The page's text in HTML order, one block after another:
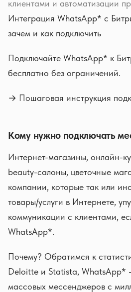
клиентами и автоматизации
Интеграция WhatsApp* с
зачем и как подключить
Подключайте WhatsApp* к
бесплатно без ограничений.
→ Пошаговая инструкция
Кому нужно подключать
Интернет-магазины, онлайн-
beauty-салоны, цветочные
компании, которые так или
товары/услуги в Интернете,
коммуникации с клиентами,
WhatsApp*.
Почему? Обратимся к
Deloitte и Statista, WhatsApp*
массовых мессенджеров с